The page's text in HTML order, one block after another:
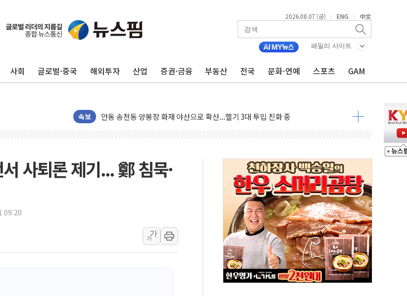
2026.08.07 (금) | ENG | 中文
패밀리 사이트
사회 글로벌·중국 해외투자 산업 증권·금융 부동산 전국 문화·연예 스포츠 GAM
속보
통합위, 'AI 포용사회'·'청년 자산격차 해소' 특위 출범…"소외되는 계층 없도록"
코웨이, 2분기 영업익 2532억…신제품 효과에 실적 호조
중수청 임용설명회에 검사 110명 등 1100명 참석...인사·처우 관심
[컨콜] 롯데케미칼, "하반기 기초화학 가격 강세 완화"
목동8단지 현설에 대우·DL·GS·현산 참여…'공사비 인상 차단' 조건
호남반도체 산단 하루 65만톤 용수 필요…절반은 하수처리수로 공급한다
[인사] 외교부
롯데케미칼, 2분기 영업익 1101억 '흑자전환'
외교부, 美 의원들 정통망법 비판에 반박..."디지털 환경 변화에 따른 것"
'세기의 거래', 인도 50조원 규모 라팔 도입 속도...프랑스 인도에 판매 제안서 제출
하나은행, 7일부터 비대면 주담대 신규 취급 중단
공진원, 맨시티 선수단에 한글 디자인 협업 제품 전달
GS25 '소비뇽레몬블랑하이볼', 레드닷 디자인 어워드 수상
신세계百, 포트넘앤메이슨 9주년 여름 기획세트 출시
李대통령, 국가폭력 피해자 청와대 초청 사과…"국가가 책임 다하겠다"
사퇴론 제기... 鄭 침묵·
09:20
가
가